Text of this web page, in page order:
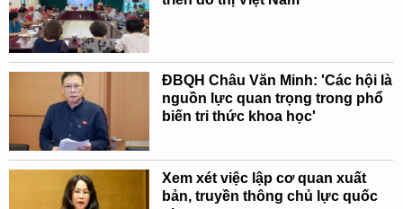
ĐBQH Châu Văn Minh: 'Các hội là
nguồn lực quan trọng trong phổ
biến tri thức khoa học'
Xem xét việc lập cơ quan xuất
bản, truyền thông chủ lực quốc